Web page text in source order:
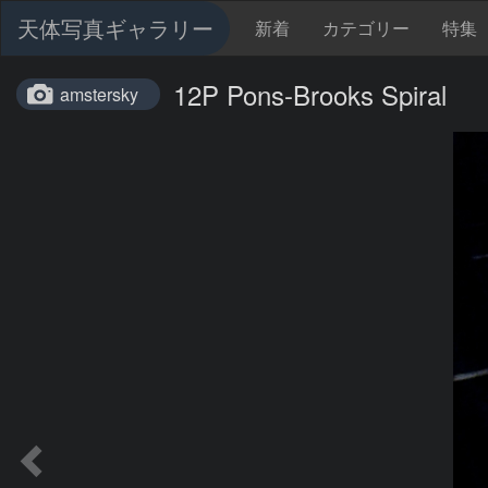
天体写真ギャラリー 新着 カテゴリー 特集
amstersky 12P Pons-Brooks Spiral